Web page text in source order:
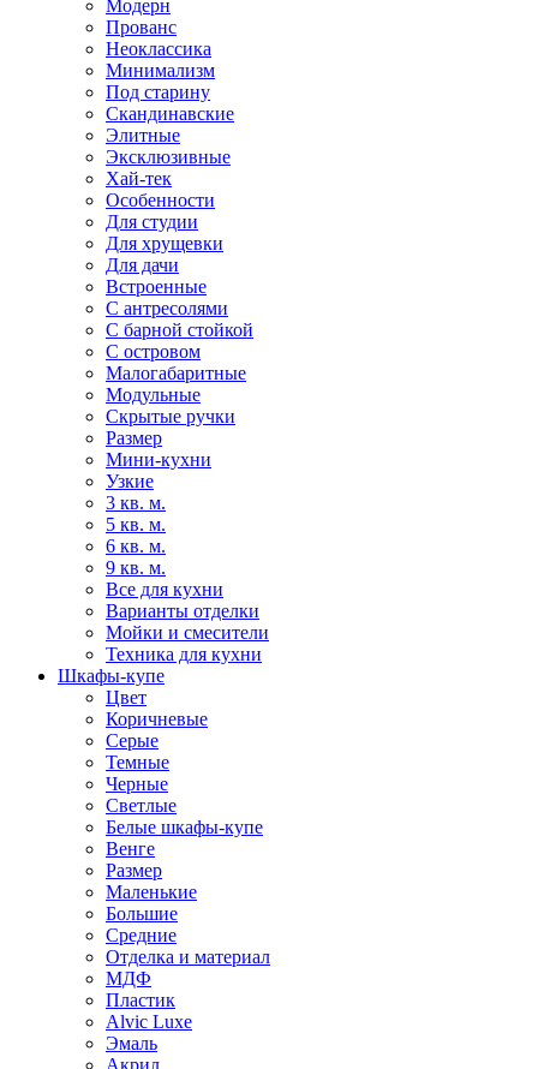
Модерн
Прованс
Неоклассика
Минимализм
Под старину
Скандинавские
Элитные
Эксклюзивные
Хай-тек
Особенности
Для студии
Для хрущевки
Для дачи
Встроенные
С антресолями
С барной стойкой
С островом
Малогабаритные
Модульные
Скрытые ручки
Размер
Мини-кухни
Узкие
3 кв. м.
5 кв. м.
6 кв. м.
9 кв. м.
Все для кухни
Варианты отделки
Мойки и смесители
Техника для кухни
Шкафы-купе
Цвет
Коричневые
Серые
Темные
Черные
Светлые
Белые шкафы-купе
Венге
Размер
Маленькие
Большие
Средние
Отделка и материал
МДФ
Пластик
Alvic Luxe
Эмаль
Акрил